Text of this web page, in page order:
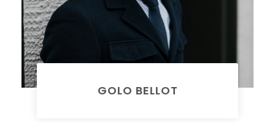
GOLO BELLOT